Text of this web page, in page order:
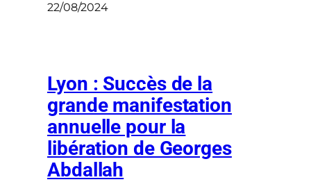
22/08/2024
Lyon : Succès de la
grande manifestation
annuelle pour la
libération de Georges
Abdallah